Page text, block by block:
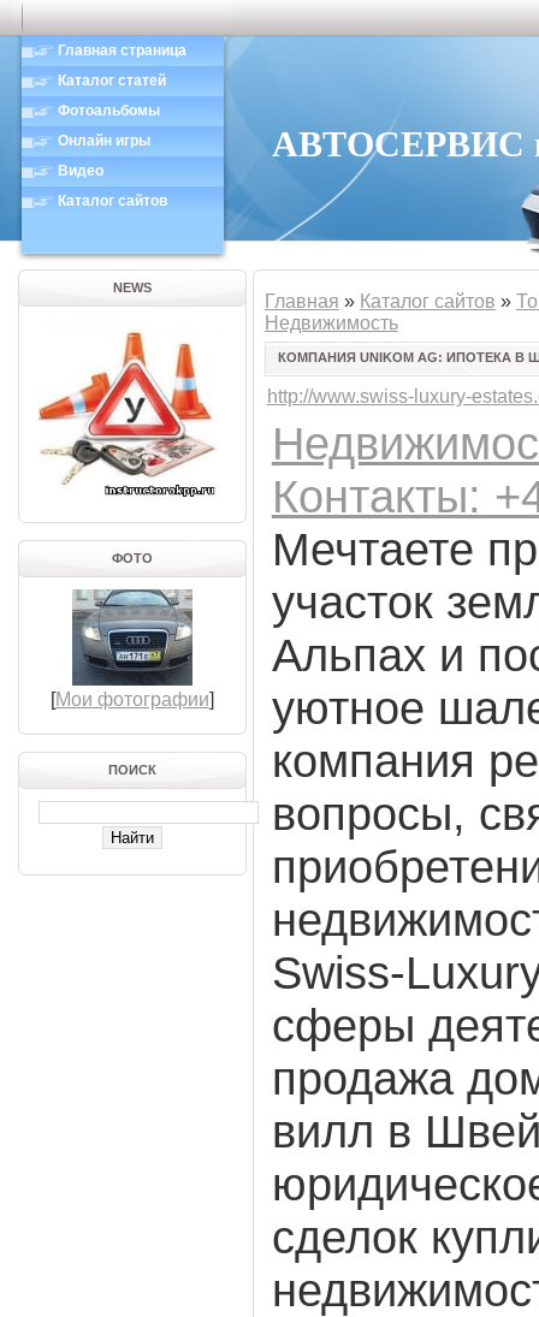
Главная страница
Каталог статей
Фотоальбомы
Онлайн игры
Видео
Каталог сайтов
АВТОСЕРВИС в
NEWS
ФОТО
[Мои фотографии]
ПОИСК
Главная » Каталог сайтов »
Недвижимость
КОМПАНИЯ UNIKOM AG: ИПОТЕКА В
http://www.swiss-luxury-
Контакты:
Мечтаете
участок
Альпах и
уютное
компания
вопросы,
Swiss-
сферы
продажа
вилл в
сделок